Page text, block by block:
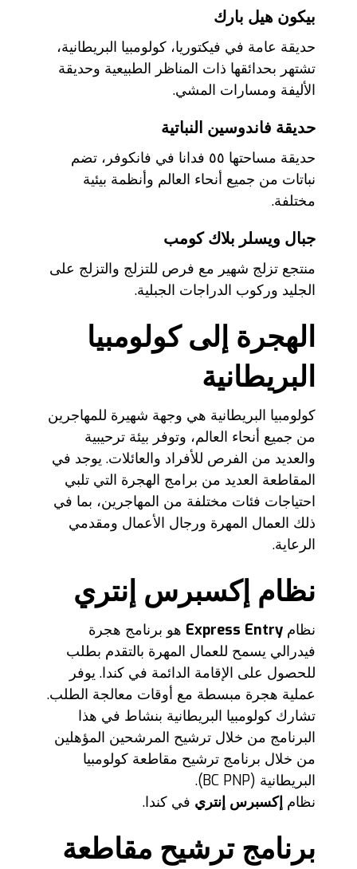
بيكون هيل بارك
حديقة عامة في فيكتوريا، كولومبيا البريطانية،
تشتهر بحدائقها ذات المناظر الطبيعية وحديقة
الأليفة ومسارات المشي.
حديقة فاندوسين النباتية
حديقة مساحتها ٥٥ فدانا في فانكوفر، تضم
نباتات من جميع أنحاء العالم وأنظمة بيئية
مختلفة.
جبال ويسلر بلاك كومب
منتجع تزلج شهير مع فرص للتزلج والتزلج على
الجليد وركوب الدراجات الجبلية.
الهجرة إلى كولومبيا
البريطانية
كولومبيا البريطانية هي وجهة شهيرة للمهاجرين
من جميع أنحاء العالم، وتوفر بيئة ترحيبية
والعديد من الفرص للأفراد والعائلات. يوجد في
المقاطعة العديد من برامج الهجرة التي تلبي
احتياجات فئات مختلفة من المهاجرين، بما في
ذلك العمال المهرة ورجال الأعمال ومقدمي
الرعاية.
نظام إكسبرس إنتري
نظامExpress Entry هو برنامج هجرة
فيدرالي يسمح للعمال المهرة بالتقدم بطلب
للحصول على الإقامة الدائمة في كندا. يوفر
عملية هجرة مبسطة مع أوقات معالجة الطلب.
تشارك كولومبيا البريطانية بنشاط في هذا
البرنامج من خلال ترشيح المرشحين المؤهلين
من خلال برنامج ترشيح مقاطعة كولومبيا
البريطانية (BC PNP).
نظامإكسبرس إنتري في كندا.
برنامج ترشيح مقاطعة